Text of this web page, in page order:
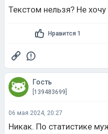
Текстом нельзя? Не
Нравится 1
Гость
[139483699]
06 мая 2024, 20:27
Никак. По статистике